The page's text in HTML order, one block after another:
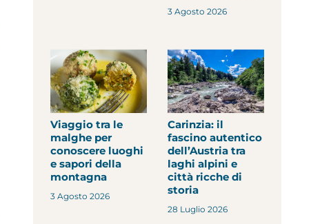
3 Agosto 2026
Viaggio tra le
malghe per
conoscere luoghi
e sapori della
montagna
3 Agosto 2026
Carinzia: il
fascino autentico
dell’Austria tra
laghi alpini e
città ricche di
storia
28 Luglio 2026